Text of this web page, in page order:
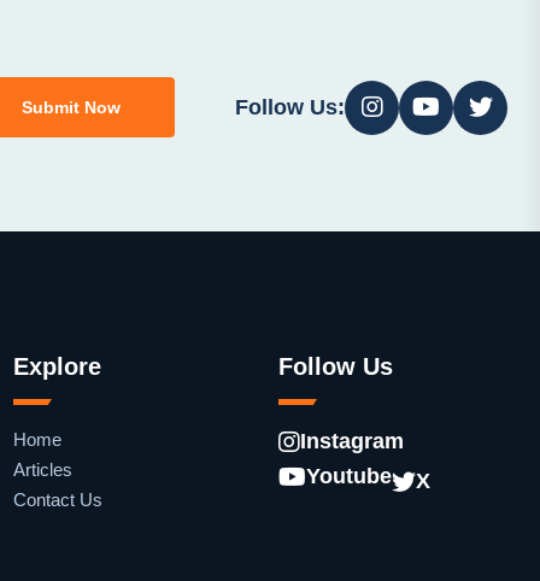
Submit Now Follow Us:
Explore
Home
Articles
Contact Us
Follow Us
Instagram
Youtube
X